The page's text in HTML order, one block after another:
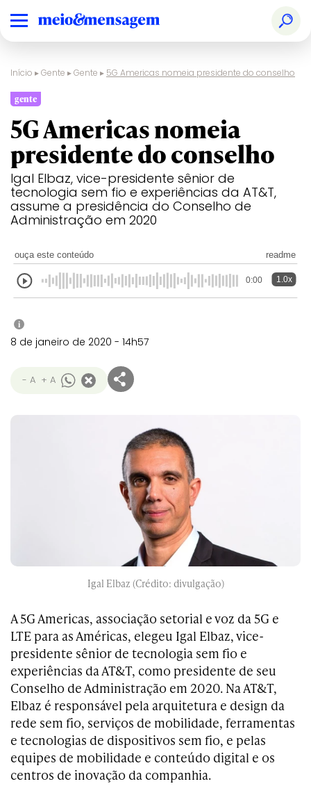
Início ▸Gente ▸Gente ▸ 5G Americas nomeia presidente do conselho
gente
5G Americas nomeia
presidente do conselho
Igal Elbaz, vice-presidente sênior de
tecnologia sem fio e experiências da AT&T,
assume a presidência do Conselho de
Administração em 2020
ouça este conteúdo readme
0:00 1.0x
i
8 de janeiro de 2020 - 14h57
- A + A
Igal Elbaz (Crédito: divulgação)
A 5G Americas, associação setorial e voz da 5G e
LTE para as Américas, elegeu Igal Elbaz, vice-
presidente sênior de tecnologia sem fio e
experiências da AT&T, como presidente de seu
Conselho de Administração em 2020. Na AT&T,
Elbaz é responsável pela arquitetura e design da
rede sem fio, serviços de mobilidade, ferramentas
e tecnologias de dispositivos sem fio, e pelas
equipes de mobilidade e conteúdo digital e os
centros de inovação da companhia.